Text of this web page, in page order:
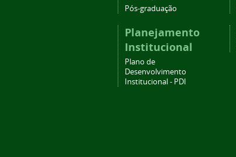
Pós-graduação
Planejamento
Institucional
Plano de
Desenvolvimento
Institucional - PDI